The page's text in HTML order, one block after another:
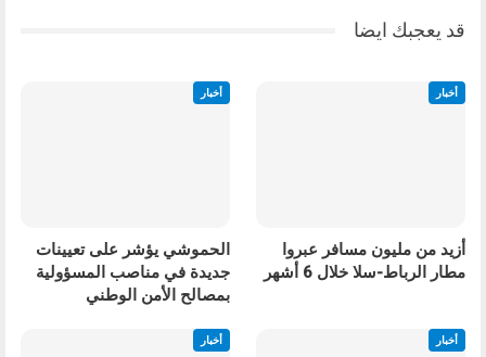
قد يعجبك ايضا
أخبار
أزيد من مليون مسافر عبروا
مطار الرباط-سلا خلال 6 أشهر
أخبار
الحموشي يؤشر على تعيينات
جديدة في مناصب المسؤولية
بمصالح الأمن الوطني
أخبار أخبار